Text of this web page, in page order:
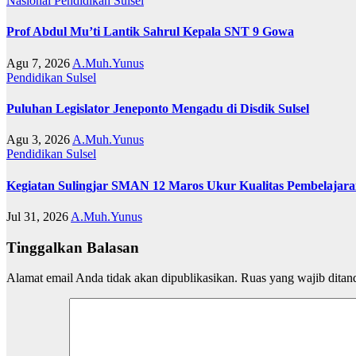
Prof Abdul Mu’ti Lantik Sahrul Kepala SNT 9 Gowa
Agu 7, 2026 A.Muh.Yunus
Pendidikan Sulsel
Puluhan Legislator Jeneponto Mengadu di Disdik Sulsel
Agu 3, 2026 A.Muh.Yunus
Pendidikan Sulsel
Kegiatan Sulingjar SMAN 12 Maros Ukur Kualitas
Jul 31, 2026 A.Muh.Yunus
Tinggalkan Balasan
Alamat email Anda tidak akan dipublikasikan. Ruas yang wajib